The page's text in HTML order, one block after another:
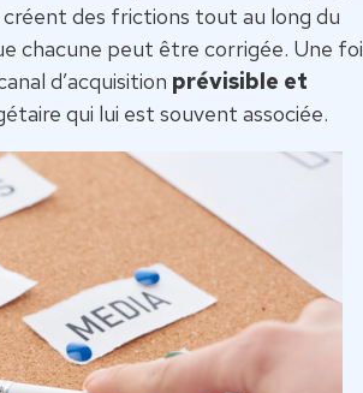
créent des frictions tout au long du
chacune peut être corrigée. Une
d’acquisition prévisible et
qui lui est souvent associée.